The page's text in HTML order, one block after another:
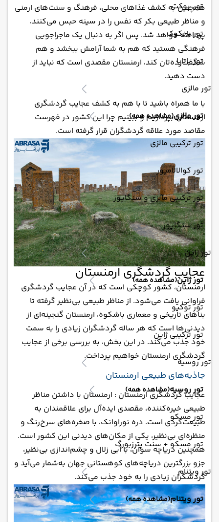
تور پوکت
تور بانکوک
تور پاتایا
تور مالزی
تور مالزی(مشاهده همه)
تور ترکیبی مالزی
تور کوالالامپور
تور ترکیبی مالزی و سنگاپور
تور سنگاپور
تور ژاپن
تور ژاپن(مشاهده همه)
تور توکیو
تور ترکیبی ژاپن
تور روسیه
تور روسیه(مشاهده همه)
تور مسکو
تور مسکو + سنت پترزبورگ
تور ویتنام
تور ویتنام(مشاهده همه)
همچنین به کشف غذاهای محلی، فرهنگ و سنت‌های ارمنی
و مناظر طبیعی بکر که نفس را در سینه حبس می‌کنند،
پرداخته خواهد شد. پس اگر به دنبال یک ماجراجویی
فرهنگی هستید که هم به شما آرامش ببخشد و هم
شگفت‌زده‌تان کند، ارمنستان مقصدی است که نباید از
دست دهید.
با ما همراه باشید تا با هم به کشف عجایب گردشگری
ارمنستان بپردازیم و ببینیم چرا این کشور در فهرست
مقاصد مورد علاقه گردشگران قرار گرفته است.
عجایب گردشگری ارمنستان
ارمنستان، کشور کوچکی است که در آن عجایب گردشگری
فراوانی یافت می‌شود. از مناظر طبیعی بی‌نظیر گرفته تا
بناهای تاریخی و معماری باشکوه، ارمنستان گنجینه‌ای از
دیدنی‌ها است که هر ساله گردشگران زیادی را به سمت
خود جذب می‌کند. در این بخش، به بررسی برخی از عجایب
گردشگری ارمنستان خواهیم پرداخت.
جاذبه‌های طبیعی ارمنستان
عجایب گردشگری ارمنستان : ارمنستان با داشتن مناظر
طبیعی خیره‌کننده، مقصدی ایده‌آل برای علاقمندان به
طبیعت‌گردی است. دره نوراوانک، با صخره‌های سرخ‌رنگ و
منظره‌ای بی‌نظیر، یکی از مکان‌های دیدنی این کشور است.
همچنین دریاچه سوان، با آبی زلال و چشم‌اندازی بی‌نظیر،
جزو بزرگترین دریاچه‌های کوهستانی جهان به‌شمار می‌آید و
گردشگران زیادی را به خود جذب می‌کند.